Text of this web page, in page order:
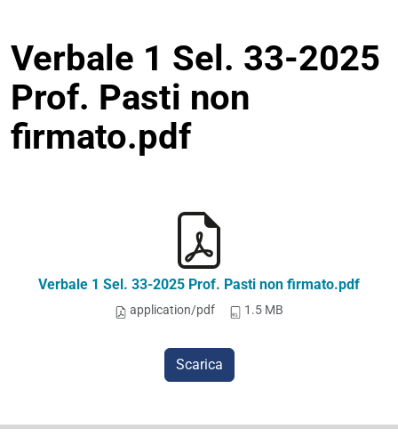
Verbale 1 Sel. 33-2025
Prof. Pasti non
firmato.pdf
Verbale 1 Sel. 33-2025 Prof. Pasti non firmato.pdf
application/pdf 1.5 MB
Scarica